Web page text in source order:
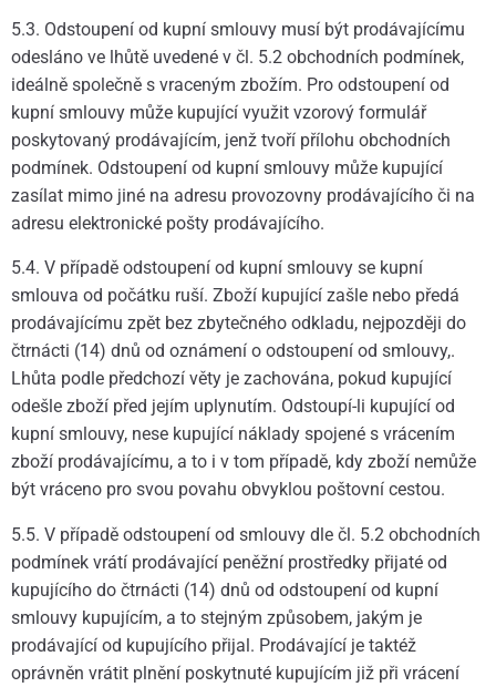
5.3. Odstoupení od kupní smlouvy musí být prodávajícímu
odesláno ve lhůtě uvedené v čl. 5.2 obchodních podmínek,
ideálně společně s vraceným zbožím. Pro odstoupení od
kupní smlouvy může kupující využit vzorový formulář
poskytovaný prodávajícím, jenž tvoří přílohu obchodních
podmínek. Odstoupení od kupní smlouvy může kupující
zasílat mimo jiné na adresu provozovny prodávajícího či na
adresu elektronické pošty prodávajícího.
5.4. V případě odstoupení od kupní smlouvy se kupní
smlouva od počátku ruší. Zboží kupující zašle nebo předá
prodávajícímu zpět bez zbytečného odkladu, nejpozději do
čtrnácti (14) dnů od oznámení o odstoupení od smlouvy,.
Lhůta podle předchozí věty je zachována, pokud kupující
odešle zboží před jejím uplynutím. Odstoupí-li kupující od
kupní smlouvy, nese kupující náklady spojené s vrácením
zboží prodávajícímu, a to i v tom případě, kdy zboží nemůže
být vráceno pro svou povahu obvyklou poštovní cestou.
5.5. V případě odstoupení od smlouvy dle čl. 5.2 obchodních
podmínek vrátí prodávající peněžní prostředky přijaté od
kupujícího do čtrnácti (14) dnů od odstoupení od kupní
smlouvy kupujícím, a to stejným způsobem, jakým je
prodávající od kupujícího přijal. Prodávající je taktéž
oprávněn vrátit plnění poskytnuté kupujícím již při vrácení